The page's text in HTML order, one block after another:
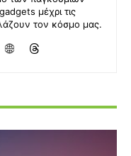
μέχρι τις
τον κόσμο μας.